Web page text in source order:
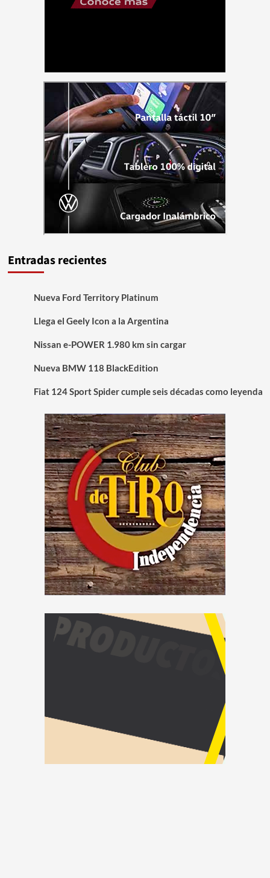
Entradas recientes
Nueva Ford Territory Platinum
Llega el Geely Icon a la Argentina
Nissan e-POWER 1.980 km sin cargar
Nueva BMW 118 BlackEdition
Fiat 124 Sport Spider cumple seis décadas como leyenda